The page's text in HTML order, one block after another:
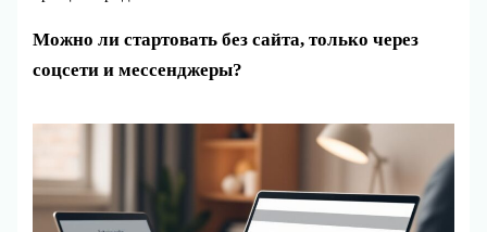
Можно ли стартовать без сайта, только через
соцсети и мессенджеры?